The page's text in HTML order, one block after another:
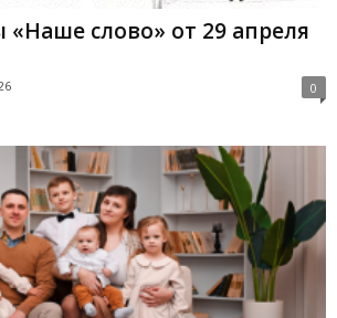
«Наше слово» от 29 апреля
0